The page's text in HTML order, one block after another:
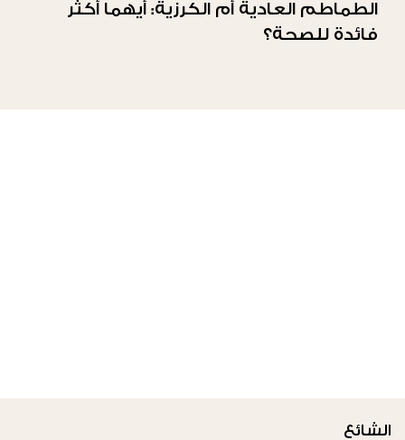
الطماطم العادية أم الكرزية: أيهما أكثر
فائدة للصحة؟
الشائع